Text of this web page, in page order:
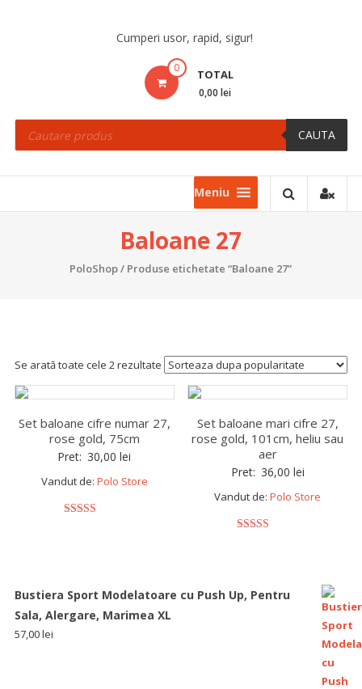
Cumperi usor, rapid, sigur!
0 TOTAL
0,00 lei
Products
search CAUTA
Meniu
Baloane 27
PoloShop/ Produse etichetate “Baloane 27”
Se arată toate cele 2 rezultate
Set baloane cifre numar 27,
rose gold, 75cm
Pret: 30,00lei
Vandut de: Polo Store
Set baloane mari cifre 27,
rose gold, 101cm, heliu sau
aer
Pret: 36,00 lei
Vandut de:Polo Store
Bustiera Sport Modelatoare cu Push Up, Pentru
Sala, Alergare, Marimea XL
57,00lei